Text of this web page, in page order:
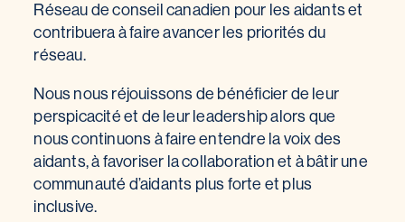
Réseau de conseil canadien pour les aidants et
contribuera à faire avancer les priorités du
réseau.
Nous nous réjouissons de bénéficier de leur
perspicacité et de leur leadership alors que
nous continuons à faire entendre la voix des
aidants, à favoriser la collaboration et à bâtir une
communauté d’aidants plus forte et plus
inclusive.